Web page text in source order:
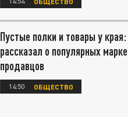
Пустые полки и товары у
рассказал о популярных
продавцов
14:50 ОБЩЕСТВО